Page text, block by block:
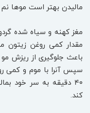
مالیدن بهتر است موها نم
مغز کهنه و سیاه شده
مقدار کمی روغن زیتون
باعث جلوگیری از ریزش
سپس آنرا با موم و کمی
۴۰ دقیقه به سر خود
کند.